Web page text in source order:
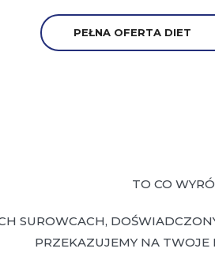
PEŁNA OFERTA DIET
TO CO
SUROWCACH,
PRZEKAZUJEMY NA